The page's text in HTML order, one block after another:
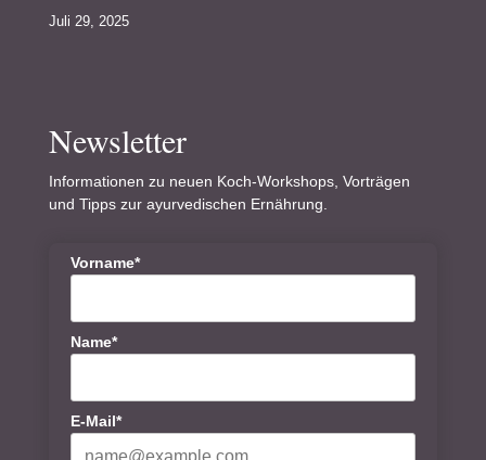
Juli 29, 2025
Newsletter
Informationen zu neuen Koch-Workshops, Vorträgen
und Tipps zur ayurvedischen Ernährung.
Vorname*
Name*
E-Mail*